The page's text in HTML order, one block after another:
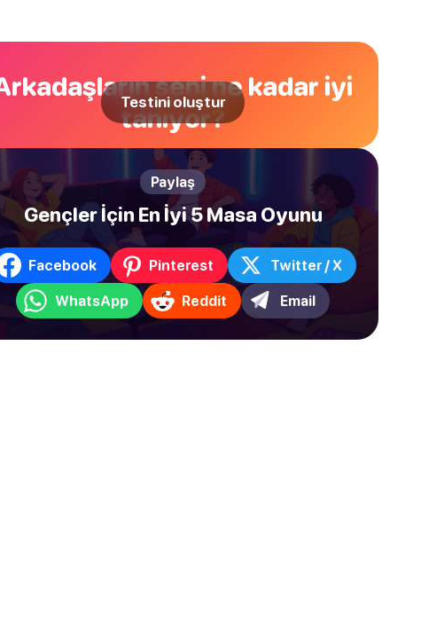
seni ne kadar iyi
tanıyor?
Testini oluştur
Paylaş
Gençler İçin En İyi 5 Masa Oyunu
Facebook Pinterest Twitter / X
WhatsApp Reddit Email